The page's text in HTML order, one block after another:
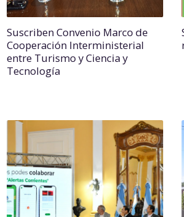
Suscriben Convenio Marco de
Cooperación Interministerial
entre Turismo y Ciencia y
Tecnología